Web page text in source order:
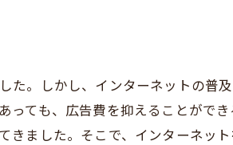
。しかし、インターネットの普
ても、広告費を抑えることができ
ました。そこで、インターネッ